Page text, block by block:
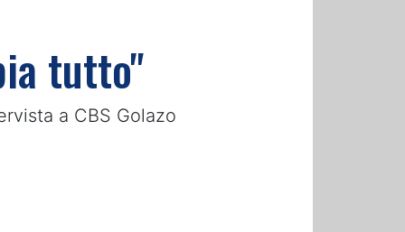
tutto"
a CBS Golazo